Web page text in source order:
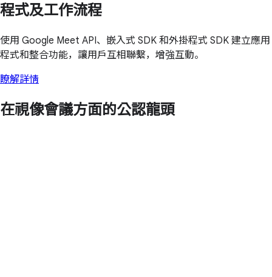
程式及工作流程
使用 Google Meet API、嵌入式 SDK 和外掛程式 SDK 建立應用
程式和整合功能，讓用戶互相聯繫，增強互動。
瞭解詳情
在視像會議方面的公認龍頭